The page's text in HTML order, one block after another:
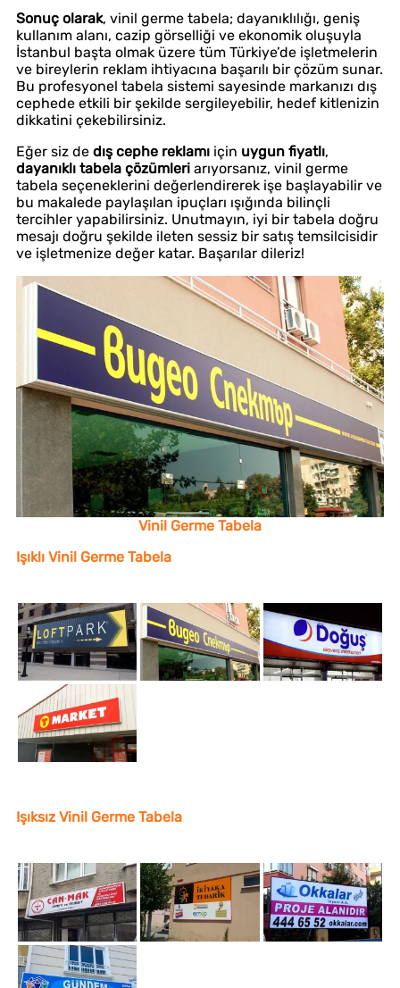
Sonuç olarak, vinil germe tabela; dayanıklılığı, geniş
kullanım alanı, cazip görselliği ve ekonomik oluşuyla
İstanbul başta olmak üzere tüm Türkiye’de işletmelerin
ve bireylerin reklam ihtiyacına başarılı bir çözüm sunar.
Bu profesyonel tabela sistemi sayesinde markanızı dış
cephede etkili bir şekilde sergileyebilir, hedef kitlenizin
dikkatini çekebilirsiniz.
Eğer siz de dış cephe reklamı için uygun fiyatlı,
dayanıklı tabela çözümleri arıyorsanız, vinil germe
tabela seçeneklerini değerlendirerek işe başlayabilir ve
bu makalede paylaşılan ipuçları ışığında bilinçli
tercihler yapabilirsiniz. Unutmayın, iyi bir tabela doğru
mesajı doğru şekilde ileten sessiz bir satış temsilcisidir
ve işletmenize değer katar. Başarılar dileriz!
Vinil Germe Tabela
Işıklı Vinil Germe Tabela
Işıksız Vinil Germe Tabela